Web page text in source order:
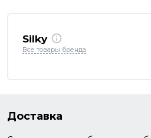
Silky
Все товары бренда
Доставка